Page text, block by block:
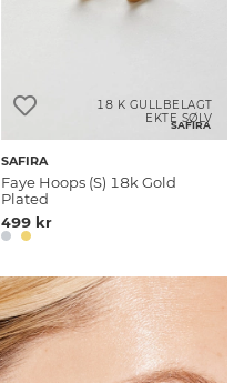
SAFIRA
18 K GULLBELAGT
EKTE SØLV
SAFIRA
Faye Hoops (S) 18k Gold
Plated
499 kr